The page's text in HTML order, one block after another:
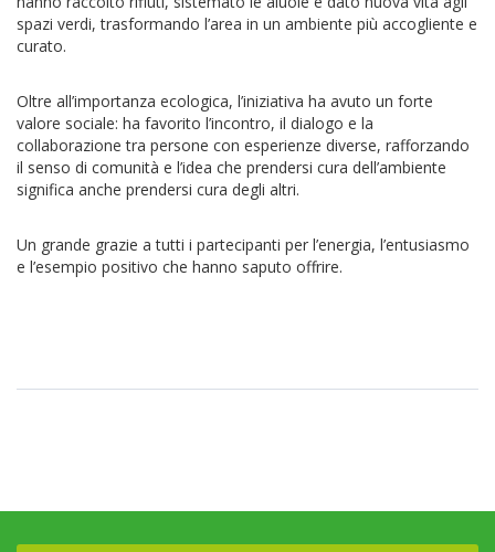
spazi verdi, trasformando l’area in un ambiente più accogliente e
curato.
Oltre all’importanza ecologica, l’iniziativa ha avuto un forte
valore sociale: ha favorito l’incontro, il dialogo e la
collaborazione tra persone con esperienze diverse, rafforzando
il senso di comunità e l’idea che prendersi cura dell’ambiente
significa anche prendersi cura degli altri.
Un grande grazie a tutti i partecipanti per l’energia, l’entusiasmo
e l’esempio positivo che hanno saputo offrire.